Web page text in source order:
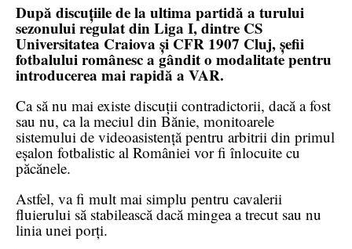
După discuțiile de la ultima partidă a turului
sezonului regulat din Liga I, dintre CS
Universitatea Craiova și CFR 1907 Cluj, șefii
fotbalului românesc a gândit o modalitate pentru
introducerea mai rapidă a VAR.
Ca să nu mai existe discuții contradictorii, dacă a fost
sau nu, ca la meciul din Bănie, monitoarele
sistemului de videoasistență pentru arbitrii din primul
eșalon fotbalistic al României vor fi înlocuite cu
păcănele.
Astfel, va fi mult mai simplu pentru cavalerii
fluierului să stabilească dacă mingea a trecut sau nu
linia unei porți.